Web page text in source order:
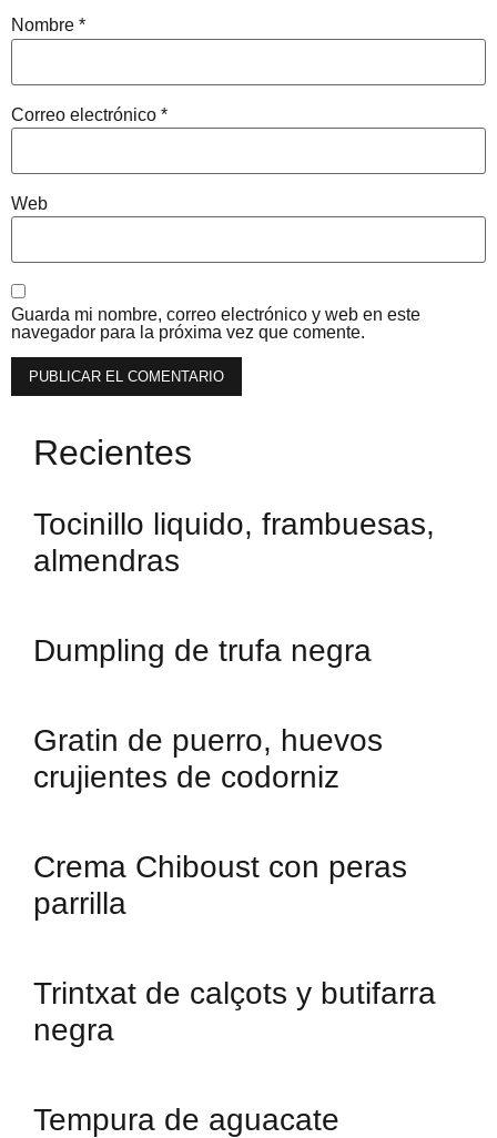
Nombre *
Correo electrónico *
Web
Guarda mi nombre, correo electrónico y web en este
navegador para la próxima vez que comente.
Recientes
Tocinillo liquido, frambuesas,
almendras
Dumpling de trufa negra
Gratin de puerro, huevos
crujientes de codorniz
Crema Chiboust con peras
parrilla
Trintxat de calçots y butifarra
negra
Tempura de aguacate